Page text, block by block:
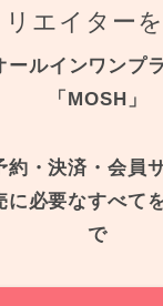
e
b
o
k
t
t
t
e
s
エイター
ールインワンプ
「MOSH」
約・決済・会員
に必要なすべて
で